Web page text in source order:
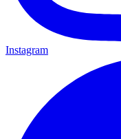
Instagram